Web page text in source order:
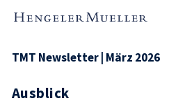
TMT Newsletter | März 2026
Ausblick